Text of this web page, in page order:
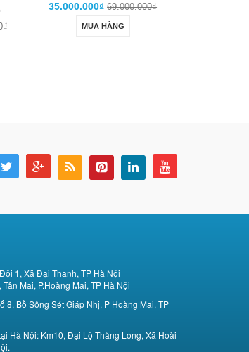
35.000.000₫ 69.000.000₫
MUA HÀNG
1, Xã Đại Thanh, TP Hà Nội
Tân Mai, P.Hoàng Mai, TP Hà Nội
8, Bồ Sông Sét Giáp Nhị, P Hoàng Mai, TP
Hà Nội: Km10, Đại Lộ Thăng Long, Xã Hoài